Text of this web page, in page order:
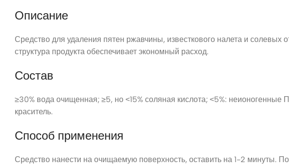
Описание
Средство для удаления пятен ржавчины, известкового налета и
структура продукта обеспечивает экономный расход.
Состав
≥30% вода очищенная; ≥5, но ˂15% соляная кислота; ˂5%:
краситель.
Способ применения
Средство нанести на очищаемую поверхность, оставить на 1-2 минуты.